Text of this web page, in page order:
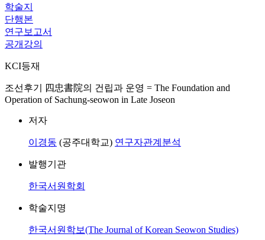
학술지
단행본
연구보고서
공개강의
KCI등재
조선후기 四忠書院의 건립과 운영 = The Foundation and
Operation of Sachung-seowon in Late Joseon
저자
이경동 (공주대학교) 연구자관계분석
발행기관
한국서원학회
학술지명
한국서원학보(The Journal of Korean Seowon Studies)